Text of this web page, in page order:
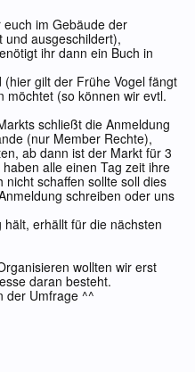
im Gebäude der
und ausgeschildert),
ihr dann ein Buch in
gilt der Frühe Vogel fängt
möchtet (so können wir evtl.
schließt die Anmeldung
(nur Member Rechte),
ab dann ist der Markt für 3
alle einen Tag zeit ihre
schaffen sollte soll dies
schreiben oder uns
erhällt für die nächsten
wollten wir erst
daran besteht.
der Umfrage ^^